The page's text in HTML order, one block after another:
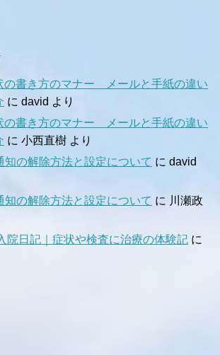
の書き方のマナー メールと手紙の違い
に david より
の書き方のマナー メールと手紙の違い
に 小西直樹 より
知の解除方法と設定について に david
知の解除方法と設定について に 川瀬政
院日記｜症状や検査に治療の体験記 に